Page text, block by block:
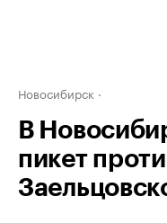
Новосибирск
В
пикет